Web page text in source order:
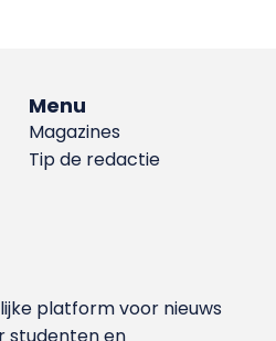
Menu
Magazines
Tip de redactie
platform voor nieuws